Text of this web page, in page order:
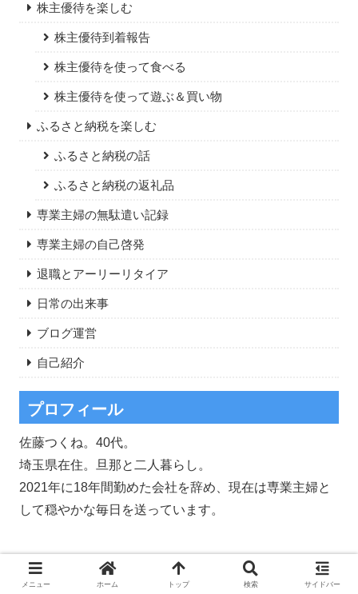
株主優待を楽しむ
株主優待到着報告
株主優待を使って食べる
株主優待を使って遊ぶ＆買い物
ふるさと納税を楽しむ
ふるさと納税の話
ふるさと納税の返礼品
専業主婦の無駄遣い記録
専業主婦の自己啓発
退職とアーリーリタイア
日常の出来事
ブログ運営
自己紹介
プロフィール
佐藤つくね。40代。
埼玉県在住。旦那と二人暮らし。
2021年に18年間勤めた会社を辞め、現在は専業主婦と
して穏やかな毎日を送っています。
メニュー ホーム トップ 検索 サイドバー